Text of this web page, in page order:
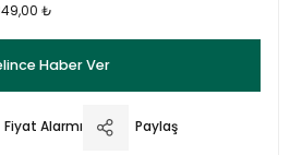
₺
Haber Ver
Fiyat Alarmı Paylaş